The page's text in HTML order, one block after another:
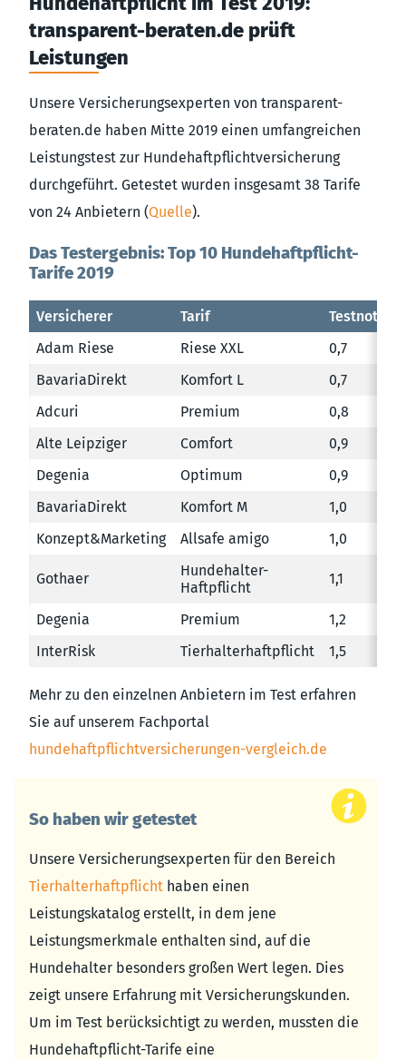
transparent-beraten.de prüft
Leistungen
Unsere Versicherungsexperten von transparent-
beraten.de haben Mitte 2019 einen umfangreichen
Leistungstest zur Hundehaftpflichtversicherung
durchgeführt. Getestet wurden insgesamt 38 Tarife
von 24 Anbietern (Quelle).
Das Testergebnis: Top 10 Hundehaftpflicht-
Tarife 2019
Versicherer Tarif
Testnote
Adam Riese
Riese XXL
0,7
BavariaDirekt
Komfort L
0,7
Adcuri
Premium
0,8
Alte Leipziger
Comfort
0,9
Degenia
Optimum
0,9
BavariaDirekt
Komfort M
1,0
Konzept&Marketing
Allsafe amigo 1,0
Gothaer
Hundehalter-
Haftpflicht
1,1
Degenia Premium
1,2
InterRisk
Tierhalterhaftpflicht 1,5
Mehr zu den einzelnen Anbietern im Test erfahren
Sie auf unserem Fachportal
hundehaftpflichtversicherungen-vergleich.de
So haben wir getestet
Unsere Versicherungsexperten für den Bereich
Tierhalterhaftpflicht haben einen
Leistungskatalog erstellt, in dem jene
Leistungsmerkmale enthalten sind, auf die
Hundehalter besonders großen Wert legen. Dies
zeigt unsere Erfahrung mit Versicherungskunden.
Um im Test berücksichtigt zu werden, mussten die
Hundehaftpflicht-Tarife eine